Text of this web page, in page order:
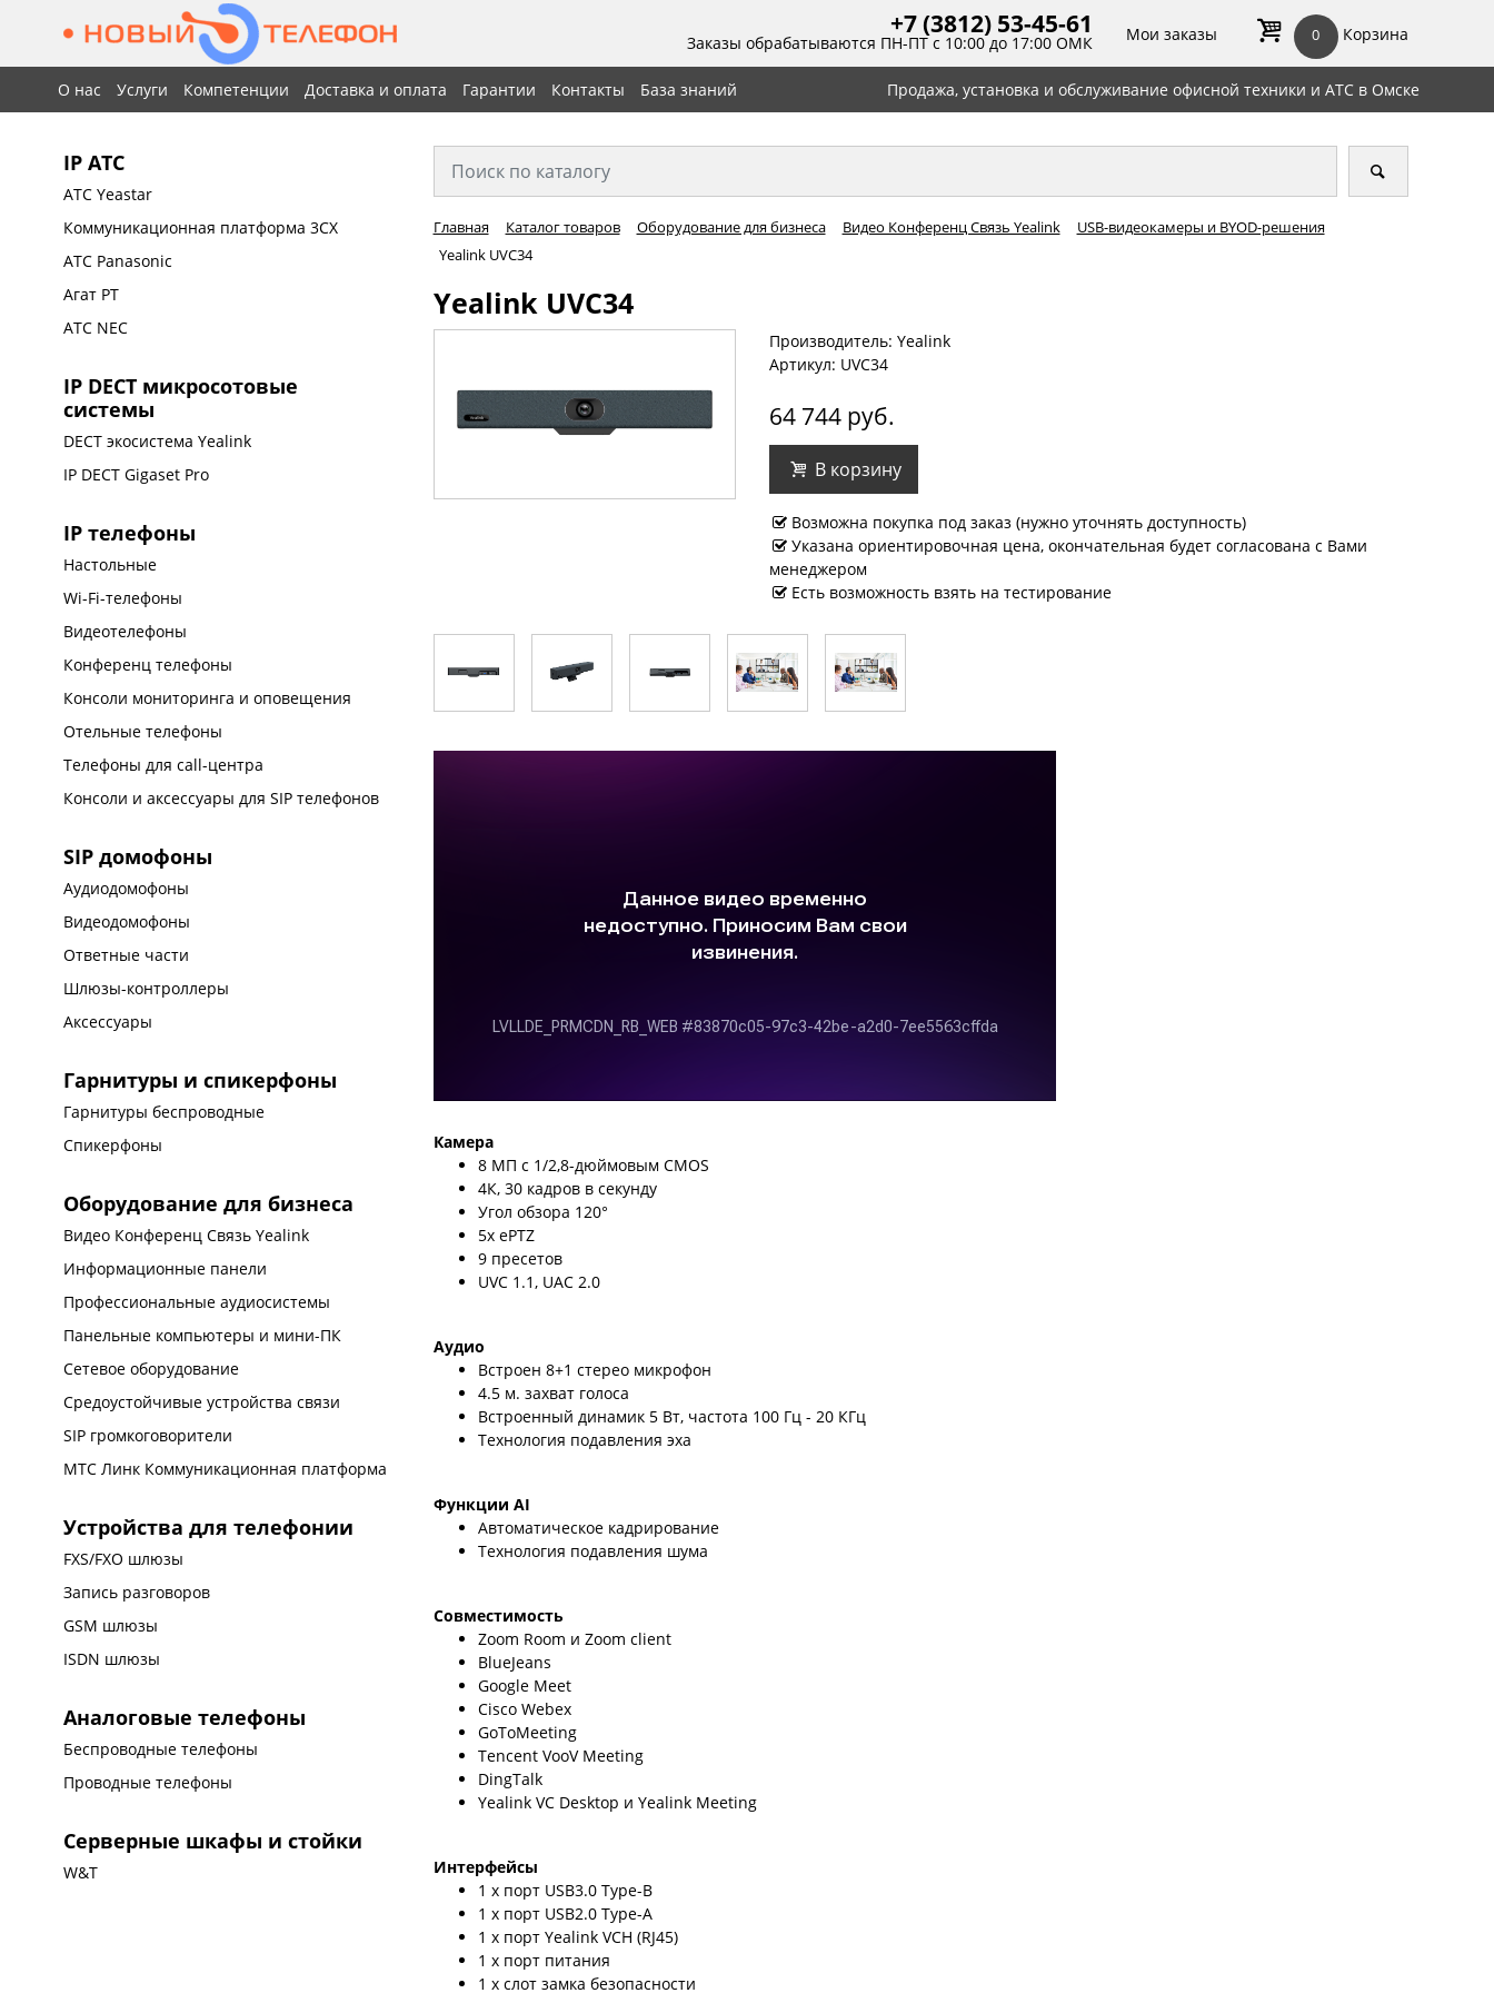
+7 (3812) 53-45-61
Заказы обрабатываются ПН-ПТ с 10:00 до 17:00 ОМК Мои заказы 0 Корзина
О нас Услуги Компетенции Доставка и оплата Гарантии Контакты База знаний Продажа, установка и обслуживание офисной техники и АТС в Омске
IP АТС
АТС Yeastar
Коммуникационная платформа 3CX
АТС Panasonic
Агат РТ
АТС NEC
IP DECT микросотовые
системы
DECT экосистема Yealink
IP DECT Gigaset Pro
IP телефоны
Настольные
Wi-Fi-телефоны
Видеотелефоны
Конференц телефоны
Консоли мониторинга и оповещения
Отельные телефоны
Телефоны для call-центра
Консоли и аксессуары для SIP телефонов
SIP домофоны
Аудиодомофоны
Видеодомофоны
Ответные части
Шлюзы-контроллеры
Аксессуары
Гарнитуры и спикерфоны
Гарнитуры беспроводные
Спикерфоны
Оборудование для бизнеса
Видео Конференц Связь Yealink
Информационные панели
Профессиональные аудиосистемы
Панельные компьютеры и мини-ПК
Сетевое оборудование
Средоустойчивые устройства связи
SIP громкоговорители
МТС Линк Коммуникационная платформа
Устройства для телефонии
FXS/FXO шлюзы
Запись разговоров
GSM шлюзы
ISDN шлюзы
Аналоговые телефоны
Беспроводные телефоны
Проводные телефоны
Серверные шкафы и стойки
W&T
Главная Каталог товаров Оборудование для бизнеса Видео Конференц Связь Yealink
USB-видеокамеры и BYOD-решения
Yealink UVC34
Yealink UVC34
Производитель: Yealink
Артикул: UVC34
64 744 руб.
В корзину
Возможна покупка под заказ (нужно уточнять доступность)
Указана ориентировочная цена, окончательная будет согласована с Вами
менеджером
Есть возможность взять на тестирование
Камера
8 МП с 1/2,8-дюймовым CMOS
4К, 30 кадров в секунду
Угол обзора 120°
5x ePTZ
9 пресетов
UVC 1.1, UAC 2.0
Аудио
Встроен 8+1 стерео микрофон
4.5 м. захват голоса
Встроенный динамик 5 Вт, частота 100 Гц - 20 КГц
Технология подавления эха
Функции AI
Автоматическое кадрирование
Технология подавления шума
Совместимость
Zoom Room и Zoom client
BlueJeans
Google Meet
Cisco Webex
GoToMeeting
Tencent VooV Meeting
DingTalk
Yealink VC Desktop и Yealink Meeting
Интерфейсы
1 x порт USB3.0 Type-B
1 x порт USB2.0 Type-A
1 x порт Yealink VCH (RJ45)
1 x порт питания
1 x слот замка безопасности